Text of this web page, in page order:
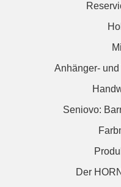
Anhänger-
Seniovo:
Der